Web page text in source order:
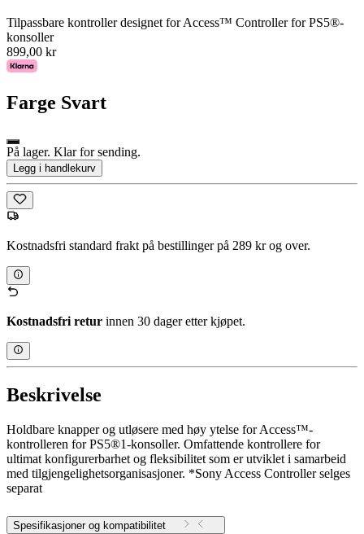
Tilpassbare kontroller designet for Access™ Controller for PS5®-
konsoller
899,00 kr
Farge Svart
På lager. Klar for sending.
Legg i handlekurv
Kostnadsfri standard frakt på bestillinger på 289 kr og over.
Kostnadsfri retur innen 30 dager etter kjøpet.
Beskrivelse
Holdbare knapper og utløsere med høy ytelse for Access™-
kontrolleren for PS5®1-konsoller. Omfattende kontrollere for
ultimat konfigurerbarhet og fleksibilitet som er utviklet i samarbeid
med tilgjengelighetsorganisasjoner. *Sony Access Controller selges
separat
Spesifikasjoner og kompatibilitet